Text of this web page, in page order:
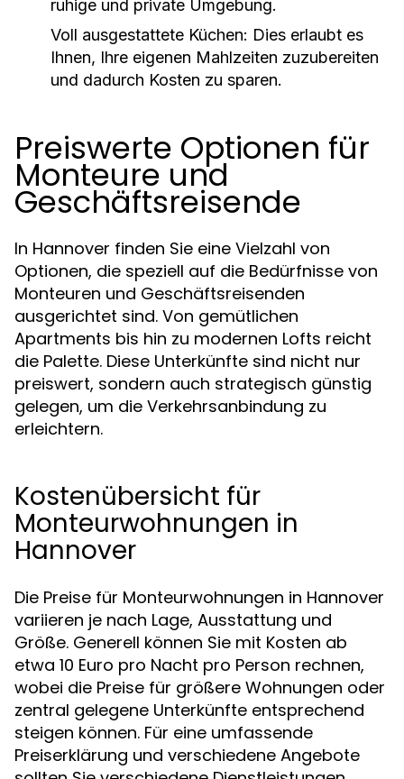
ruhige und private Umgebung.
Voll ausgestattete Küchen: Dies erlaubt es
Ihnen, Ihre eigenen Mahlzeiten zuzubereiten
und dadurch Kosten zu sparen.
Preiswerte Optionen für
Monteure und
Geschäftsreisende
In Hannover finden Sie eine Vielzahl von
Optionen, die speziell auf die Bedürfnisse von
Monteuren und Geschäftsreisenden
ausgerichtet sind. Von gemütlichen
Apartments bis hin zu modernen Lofts reicht
die Palette. Diese Unterkünfte sind nicht nur
preiswert, sondern auch strategisch günstig
gelegen, um die Verkehrsanbindung zu
erleichtern.
Kostenübersicht für
Monteurwohnungen in
Hannover
Die Preise für Monteurwohnungen in Hannover
variieren je nach Lage, Ausstattung und
Größe. Generell können Sie mit Kosten ab
etwa 10 Euro pro Nacht pro Person rechnen,
wobei die Preise für größere Wohnungen oder
zentral gelegene Unterkünfte entsprechend
steigen können. Für eine umfassende
Preiserklärung und verschiedene Angebote